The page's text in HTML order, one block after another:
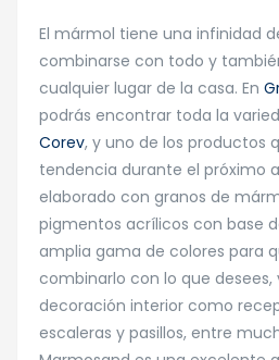
El mármol tiene una infinidad
combinarse con todo y
cualquier lugar de la casa. En
podrás encontrar toda la
Corev, y uno de los productos
tendencia durante el próximo
elaborado con granos de
pigmentos acrílicos con base
amplia gama de colores para
combinarlo con lo que
decoración interior como
escaleras y pasillos, entre